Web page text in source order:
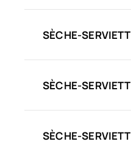
SÈCHE-
SÈCHE-
SÈCHE-